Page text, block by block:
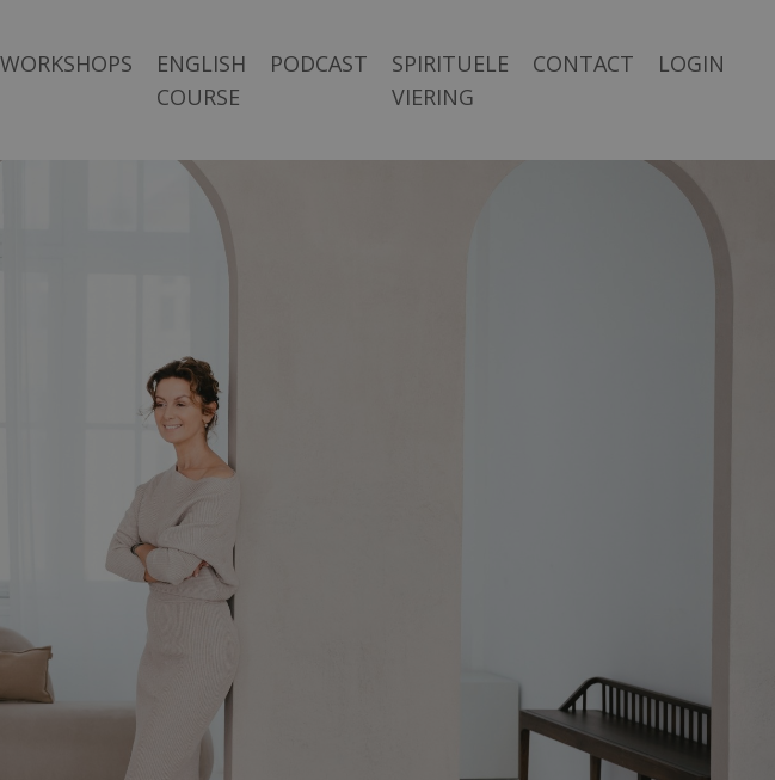
WORKSHOPS
ENGLISH
COURSE
PODCAST
SPIRITUELE
VIERING
CONTACT LOGIN